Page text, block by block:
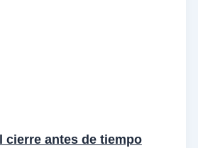
cierre antes de tiempo